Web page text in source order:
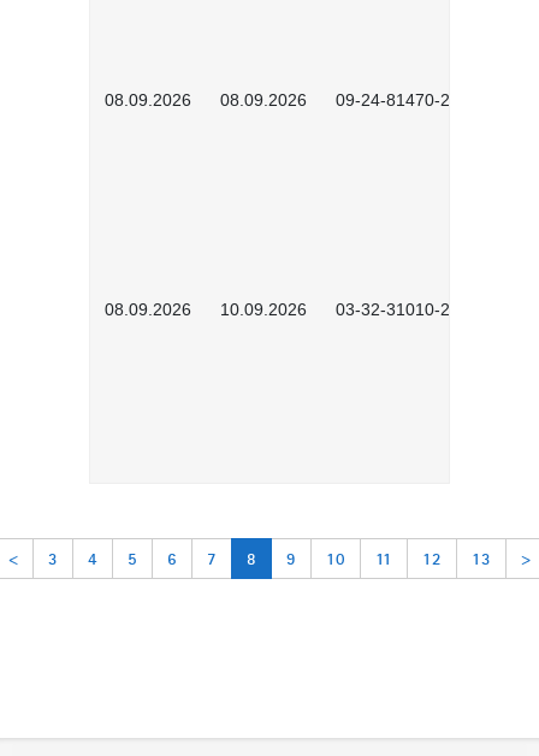
08.09.2026 08.09.2026 09-24-81470-2601
08.09.2026 10.09.2026 03-32-31010-2606
< 3 4 5 6 7 8 9 10 11 12 13 >